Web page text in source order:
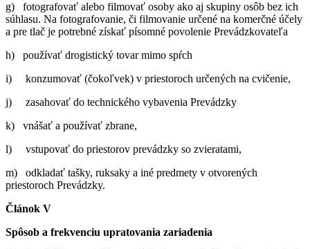
g) fotografovať alebo filmovať osoby ako aj skupiny osôb bez ich
súhlasu. Na fotografovanie, či filmovanie určené na komerčné účely
a pre tlač je potrebné získať písomné povolenie Prevádzkovateľa
h) používať drogistický tovar mimo spŕch
i) konzumovať (čokoľvek) v priestoroch určených na cvičenie,
j) zasahovať do technického vybavenia Prevádzky
k) vnášať a používať zbrane,
l) vstupovať do priestorov prevádzky so zvieratami,
m) odkladať tašky, ruksaky a iné predmety v otvorených
priestoroch Prevádzky.
Článok V
Spôsob a frekvenciu upratovania zariadenia